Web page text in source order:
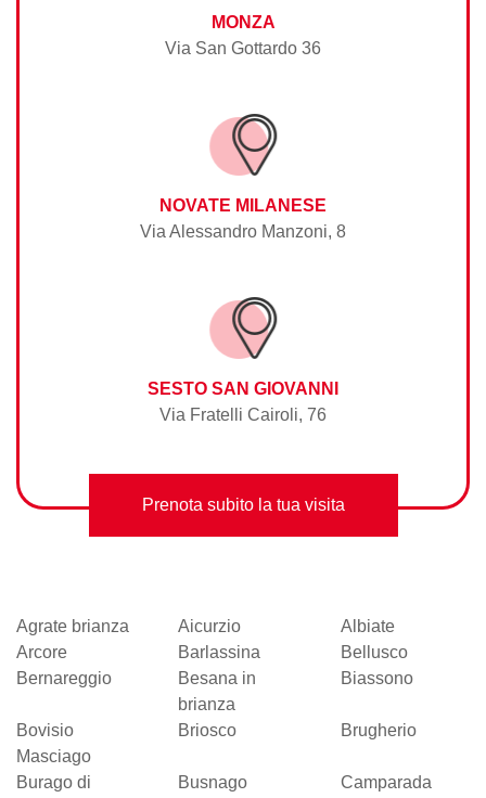
MONZA
Via San Gottardo 36
NOVATE MILANESE
Via Alessandro Manzoni, 8
SESTO SAN GIOVANNI
Via Fratelli Cairoli, 76
Prenota subito la tua visita
Agrate brianza Aicurzio
Albiate
Arcore
Barlassina
Bellusco
Bernareggio
Besana in
brianza
Biassono
Bovisio
Masciago
Briosco Brugherio
Burago di
Busnago Camparada